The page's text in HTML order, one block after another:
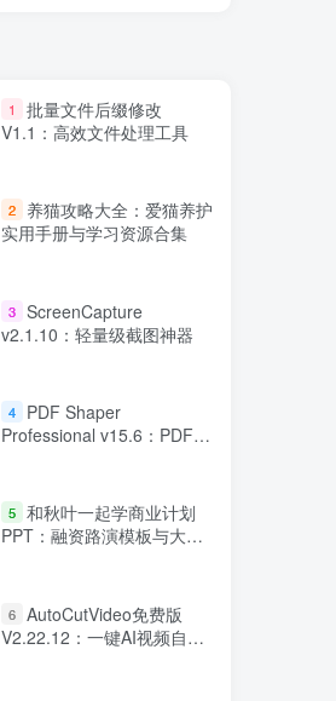
1
批量文件后缀修改
V1.1：高效文件处理工具
2
养猫攻略大全：爱猫养护
实用手册与学习资源合集
3 ScreenCapture
v2.1.10：轻量级截图神器
4
PDF Shaper
Professional v15.6：PDF编
5 和秋叶一起学商业计划
PPT：融资路演模板与大纲
6 AutoCutVideo免费版
V2.22.12：一键AI视频自动